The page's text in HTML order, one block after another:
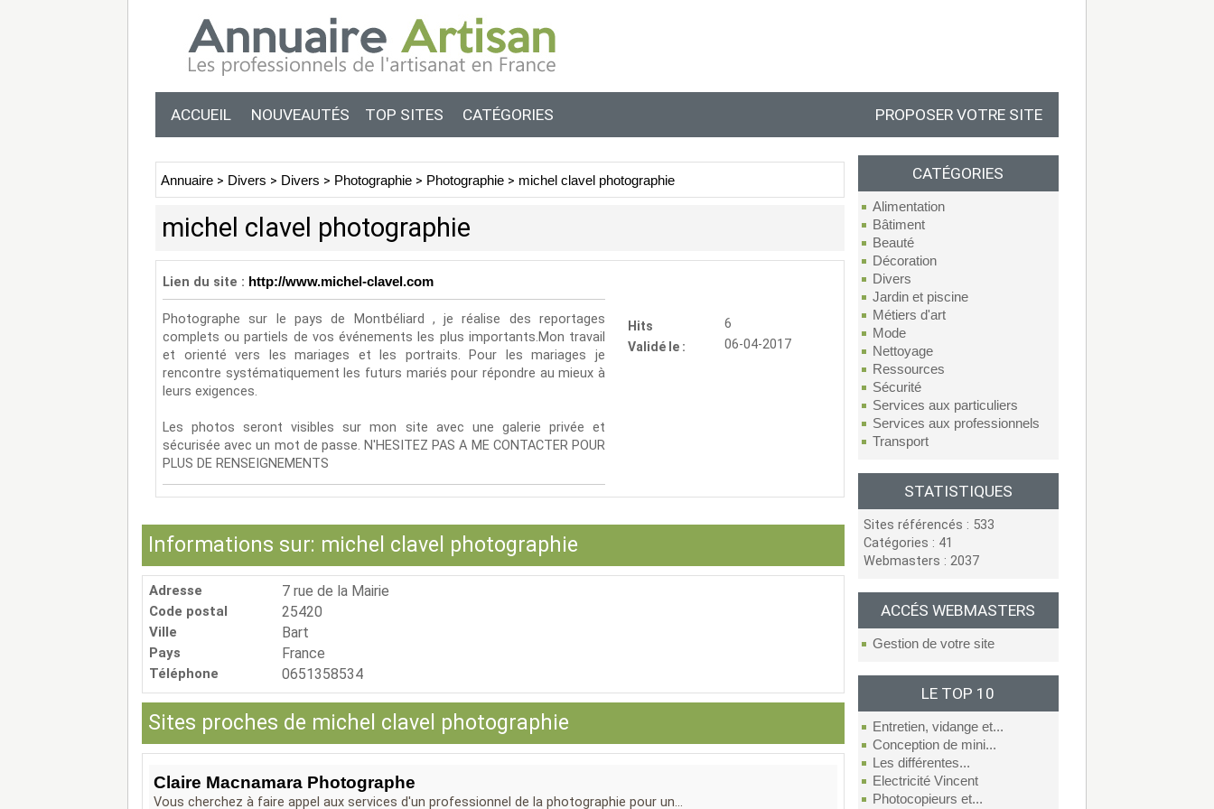
ACCUEIL NOUVEAUTÉS TOP SITES CATÉGORIES PROPOSER VOTRE SITE
CATÉGORIES
Alimentation
Bâtiment
Beauté
Décoration
Divers
Jardin et piscine
Métiers d'art
Mode
Nettoyage
Ressources
Sécurité
Services aux particuliers
Services aux professionnels
Transport
STATISTIQUES
Sites référencés : 533
Catégories : 41
Webmasters : 2037
ACCÉS WEBMASTERS
Gestion de votre site
LE TOP 10
Entretien, vidange et...
Conception de mini...
Les différentes...
Electricité Vincent
Photocopieurs et...
Annuaire > Divers > Divers > Photographie > Photographie > michel clavel photographie
michel clavel photographie
Lien du site : http://www.michel-clavel.com
Photographe sur le pays de Montbéliard , je réalise des reportages
complets ou partiels de vos événements les plus importants.Mon travail
et orienté vers les mariages et les portraits. Pour les mariages je
rencontre systématiquement les futurs mariés pour répondre au mieux à
leurs exigences.
Les photos seront visibles sur mon site avec une galerie privée et
sécurisée avec un mot de passe. N'HESITEZ PAS A ME CONTACTER POUR
PLUS DE RENSEIGNEMENTS
Hits 6
Validé le : 06-04-2017
Informations sur: michel clavel photographie
Adresse 7 rue de la Mairie
Code postal 25420
Ville Bart
Pays France
Téléphone 0651358534
Sites proches de michel clavel photographie
Claire Macnamara Photographe
Vous cherchez à faire appel aux services d'un professionnel de la photographie pour un...